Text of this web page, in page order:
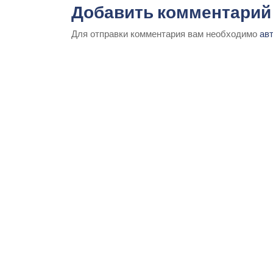
Добавить комментарий
Для отправки комментария вам необходимо